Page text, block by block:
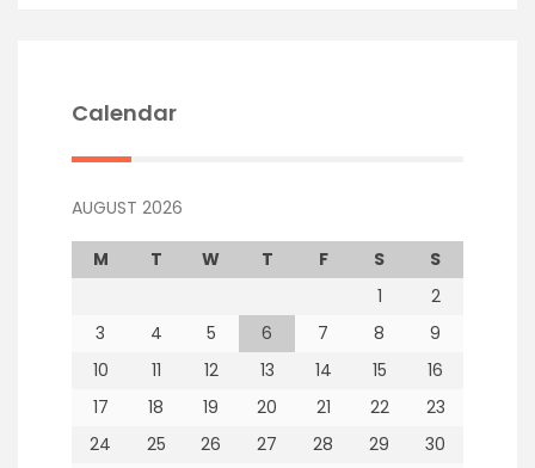
Calendar
AUGUST 2026
M T W T F S
S
1
2
3
4 5 6 7 8
9
10
11 12 13 14 15
16
17
18 19 20 21 22
23
24
25 26 27 28 29
30